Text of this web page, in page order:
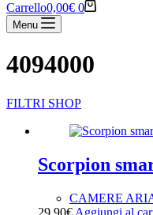
Carrello0,00€ 0
Menu
4094000
FILTRI SHOP
Scorpion
CAMERE
29,90€ Aggiungi al